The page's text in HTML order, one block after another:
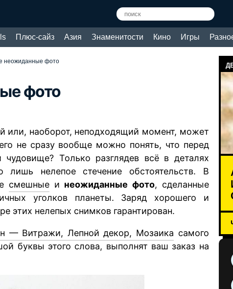
Плюс-сайз Азия Знаменитости Кино Игры
неожиданные фото
фото
или, наоборот, неподходящий момент, может
не сразу вообще можно понять, что перед
Только разглядев всё в деталях
лишь нелепое стечение обстоятельств. В
смешныеи неожиданные фото, сделанные
уголков планеты. Заряд хорошего и
этих нелепых снимков гарантирован.
— Витражи, Лепной декор, Мозаика самого
буквы этого слова, выполнят ваш заказ на